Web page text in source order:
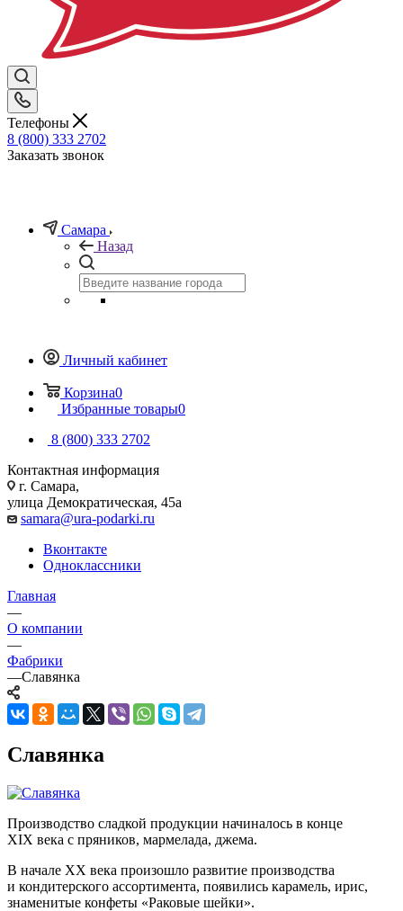
Телефоны
8 (800) 333 2702
Заказать звонок
Самара
Назад
Личный кабинет
Корзина0
Избранные товары0
8 (800) 333 2702
Контактная информация
г. Самара,
улица Демократическая, 45а
samara@ura-podarki.ru
Вконтакте
Одноклассники
Главная
—
О компании
—
Фабрики
—Славянка
Славянка
Производство сладкой продукции начиналось в конце
XIX века с пряников, мармелада, джема.
В начале XX века произошло развитие производства
и кондитерского ассортимента, появились карамель, ирис,
знаменитые конфеты «Раковые шейки».